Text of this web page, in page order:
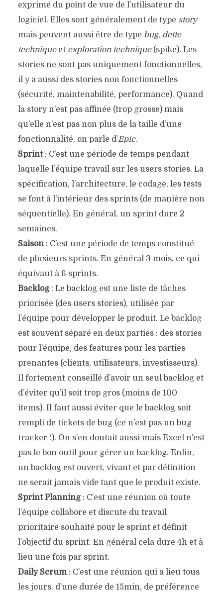
exprimé du point de vue de l’utilisateur du
logiciel. Elles sont généralement de type story
mais peuvent aussi être de type bug, dette
techniqueet exploration technique(spike). Les
stories ne sont pas uniquement fonctionnelles,
il y a aussi des stories non fonctionnelles
(sécurité, maintenabilité, performance). Quand
la story n’est pas affinée (trop grosse) mais
qu’elle n’est pas non plus de la taille d’une
fonctionnalité, on parle d’Epic.
Sprint: C’est une période de temps pendant
laquelle l’équipe travail sur les users stories. La
spécification, l’architecture, le codage, les tests
se font à l’intérieur des sprints (de manière non
séquentielle). En général, un sprint dure 2
semaines.
Saison: C’est une période de temps constitué
de plusieurs sprints. En général 3 mois, ce qui
équivaut à 6 sprints.
Backlog: Le backlog est une liste de tâches
priorisée (des users stories), utilisée par
l’équipe pour développer le produit. Le backlog
est souvent séparé en deux parties : des stories
pour l’équipe, des features pour les parties
prenantes (clients, utilisateurs, investisseurs).
Il fortement conseillé d’avoir un seul backlog et
d’éviter qu’il soit trop gros (moins de 100
items). Il faut aussi éviter que le backlog soit
rempli de tickets de bug (ce n’est pas un bug
tracker !). On s’en doutait aussi mais Excel n’est
pas le bon outil pour gérer un backlog. Enfin,
un backlog est ouvert, vivant et par définition
ne serait jamais vide tant que le produit existe.
Sprint Planning: C’est une réunion où toute
l’équipe collabore et discute du travail
prioritaire souhaité pour le sprint et définit
l’objectif du sprint. En général cela dure 4h et à
lieu une fois par sprint.
Daily Scrum: C’est une réunion qui a lieu tous
les jours, d’une durée de 15min, de préférence